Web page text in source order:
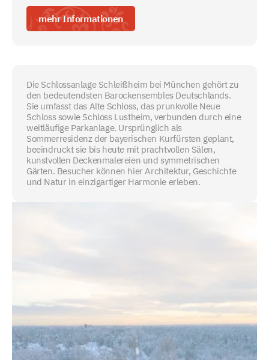
mehr Informationen
Die Schlossanlage Schleißheim bei München gehört zu
den bedeutendsten Barockensembles Deutschlands.
Sie umfasst das Alte Schloss, das prunkvolle Neue
Schloss sowie Schloss Lustheim, verbunden durch eine
weitläufige Parkanlage. Ursprünglich als
Sommerresidenz der bayerischen Kurfürsten geplant,
beeindruckt sie bis heute mit prachtvollen Sälen,
kunstvollen Deckenmalereien und symmetrischen
Gärten. Besucher können hier Architektur, Geschichte
und Natur in einzigartiger Harmonie erleben.